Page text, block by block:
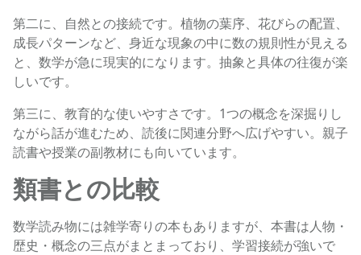
第二に、自然との接続です。植物の葉序、花びらの配置、
成長パターンなど、身近な現象の中に数の規則性が見える
と、数学が急に現実的になります。抽象と具体の往復が楽
しいです。
第三に、教育的な使いやすさです。1つの概念を深掘りし
ながら話が進むため、読後に関連分野へ広げやすい。親子
読書や授業の副教材にも向いています。
類書との比較
数学読み物には雑学寄りの本もありますが、本書は人物・
歴史・概念の三点がまとまっており、学習接続が強いで